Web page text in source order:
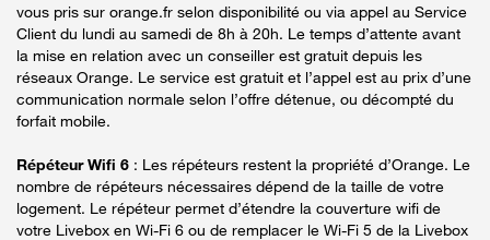
vous pris sur orange.fr selon disponibilité ou via appel au Service
Client du lundi au samedi de 8h à 20h. Le temps d’attente avant
la mise en relation avec un conseiller est gratuit depuis les
réseaux Orange. Le service est gratuit et l’appel est au prix d’une
communication normale selon l’offre détenue, ou décompté du
forfait mobile.
Répéteur Wifi 6 : Les répéteurs restent la propriété d’Orange. Le
nombre de répéteurs nécessaires dépend de la taille de votre
logement. Le répéteur permet d’étendre la couverture wifi de
votre Livebox en Wi-Fi 6 ou de remplacer le Wi-Fi 5 de la Livebox